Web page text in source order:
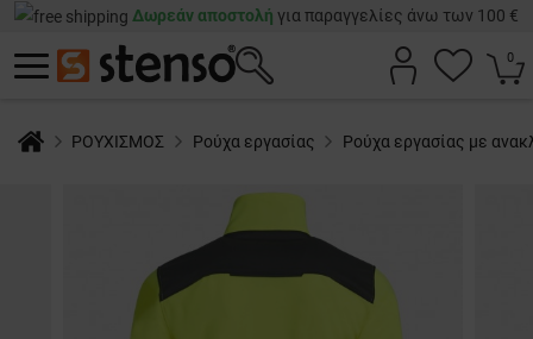
Δωρεάν αποστολή για παραγγελίες άνω των 100 €
0
ΡΟΥΧΙΣΜΟΣ Ρούχα εργασίας Ρούχα εργασίας με